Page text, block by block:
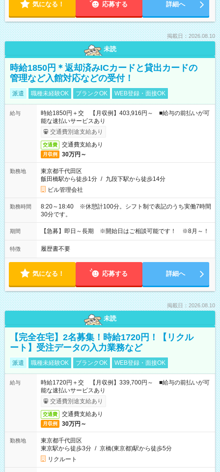
気になる！ 応募する 詳細へ
掲載日：2026.08.10
未読
時給1850円＊返却済みICカードと貸出カードの
管理など入館対応などの受付！
派遣 職種未経験OK ブランクOK WEB登録・面接OK
給与
時給1850円＋交 【月収例】403,916円～ ■給与の前払いが可
能な速払いサービスあり
交通費別途支給あり
交通費 交通費支給あり
月収例 30万円～
勤務地
東京都千代田区
飯田橋駅から徒歩1分 / 九段下駅から徒歩14分
ビル管理会社
勤務時間
8:20～18:40 ※休憩計100分。シフト制で表記のうち実働7時間
30分です。
期間 【急募】即日～長期 ※開始日はご相談可能です！ ※8月～！
特徴 履歴書不要
気になる！ 応募する 詳細へ
掲載日：2026.08.10
未読
【完全在宅】2名募集！時給1720円！【リクル
ート】受注データの入力業務など
派遣 職種未経験OK ブランクOK WEB登録・面接OK
給与
時給1720円＋交 【月収例】339,700円～ ■給与の前払いが可
能な速払いサービスあり
交通費別途支給あり
交通費 交通費支給あり
月収例 30万円～
勤務地
東京都千代田区
東京駅から徒歩3分 / 京橋(東京都)駅から徒歩5分
リクルート